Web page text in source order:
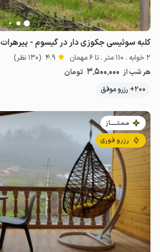
کلبه سوئیسی جکوزی دار در گیسوم - پیرهرات
2 خوابه . 110 متر . تا 6 مهمان 4.9 (130 نظر)
هر شب از 3٬500٬000 تومان
200+ رزرو موفق
مـمـتــــــاز
رزرو فوری